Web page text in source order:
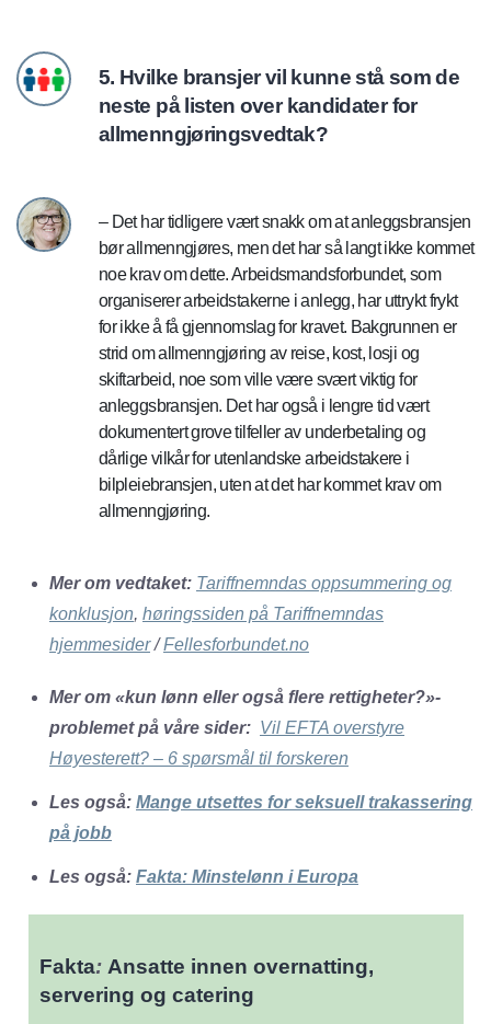
5. Hvilke bransjer vil kunne stå som de
neste på listen over kandidater for
allmenngjøringsvedtak?
– Det har tidligere vært snakk om at anleggsbransjen
bør allmenngjøres, men det har så langt ikke kommet
noe krav om dette. Arbeidsmandsforbundet, som
organiserer arbeidstakerne i anlegg, har uttrykt frykt
for ikke å få gjennomslag for kravet. Bakgrunnen er
strid om allmenngjøring av reise, kost, losji og
skiftarbeid, noe som ville være svært viktig for
anleggsbransjen. Det har også i lengre tid vært
dokumentert grove tilfeller av underbetaling og
dårlige vilkår for utenlandske arbeidstakere i
bilpleiebransjen, uten at det har kommet krav om
allmenngjøring.
Mer om vedtaket: Tariffnemndas oppsummering og
konklusjon, høringssiden på Tariffnemndas
hjemmesider/Fellesforbundet.no
Mer om «kun lønn eller også flere rettigheter?»-
problemet på våre sider: Vil EFTA overstyre
Høyesterett? – 6 spørsmål til forskeren
Les også: Mange utsettes for seksuell trakassering
på jobb
Les også: Fakta: Minstelønn i Europa
Fakta: Ansatte innen overnatting,
servering og catering